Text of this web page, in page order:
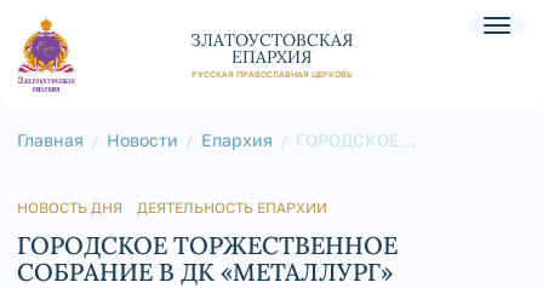
ЗЛАТОУСТОВСКАЯ
ЕПАРХИЯ
РУССКАЯ ПРАВОСЛАВНАЯ ЦЕРКОВЬ
Главная Новости Епархия
ГОРОДСКОЕ
НОВОСТЬ ДНЯ ДЕЯТЕЛЬНОСТЬ ЕПАРХИИ
ГОРОДСКОЕ ТОРЖЕСТВЕННОЕ
СОБРАНИЕ В ДК «МЕТАЛЛУРГ»